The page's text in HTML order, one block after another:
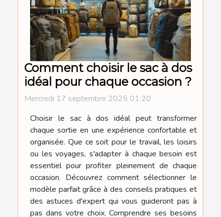
Comment choisir le sac à dos
idéal pour chaque occasion ?
Mercredi 17 septembre 2025 01:20
Choisir le sac à dos idéal peut transformer
chaque sortie en une expérience confortable et
organisée. Que ce soit pour le travail, les loisirs
ou les voyages, s'adapter à chaque besoin est
essentiel pour profiter pleinement de chaque
occasion. Découvrez comment sélectionner le
modèle parfait grâce à des conseils pratiques et
des astuces d'expert qui vous guideront pas à
pas dans votre choix. Comprendre ses besoins